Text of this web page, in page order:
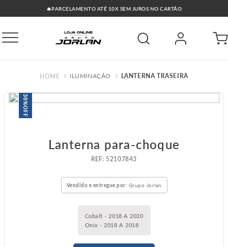
🔥PARCELAMENTO ATÉ 10X SEM JUROS NO CARTÃO
ILUMINAÇÃO LANTERNA TRASEIRA
30%
OFF
Lanterna para-choque
: 52107843
Vendido e entregue por: Grupo Jorlan
Cobalt - 2018 A 2020
Onix - 2018 A 2018